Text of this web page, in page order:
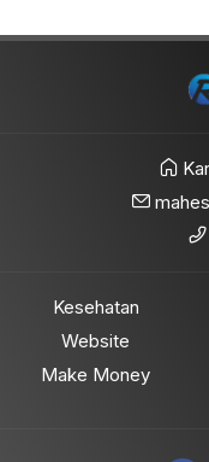
Kesehatan
Website
Make Money